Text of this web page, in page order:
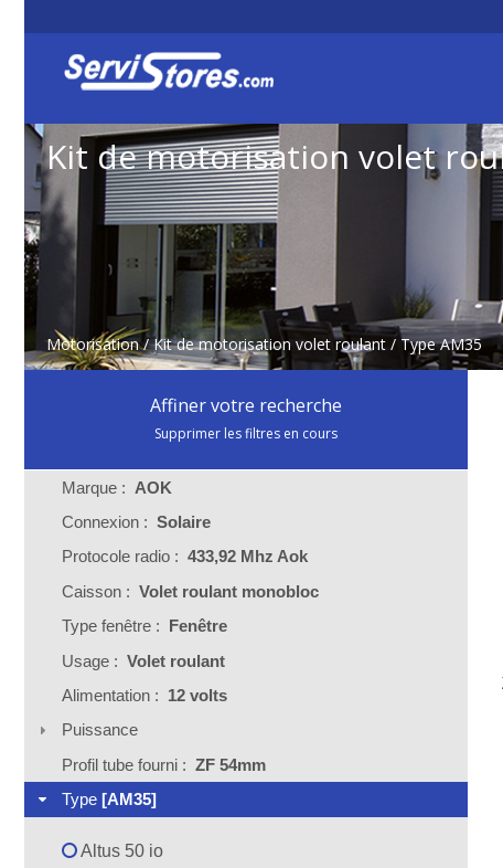
Kit de motorisation volet
Motorisation /Kit de motorisation volet roulant / Type AM35
Affiner votre recherche
Supprimer les filtres en cours
Marque : AOK
Connexion : Solaire
Protocole radio : 433,92 Mhz Aok
Caisson : Volet roulant monobloc
Type fenêtre : Fenêtre
Usage : Volet roulant
Alimentation : 12 volts
Puissance
Profil tube fourni : ZF 54mm
Type [AM35]
Altus 50 io